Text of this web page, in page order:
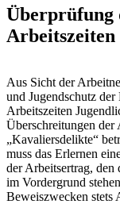
Überprüfung
Arbeitszeiten
Aus Sicht der
und Jugendschutz
Arbeitszeiten
Überschreitungen der
„Kavaliersdelikte“
muss das Erlernen
der Arbeitsertrag,
im Vordergrund
Beweiszwecken stets